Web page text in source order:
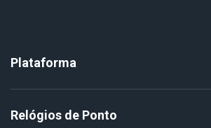
Plataforma
Relógios de Ponto